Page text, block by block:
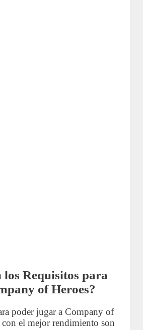
los Requisitos para
of Heroes?
poder jugar a Company of
el mejor rendimiento son